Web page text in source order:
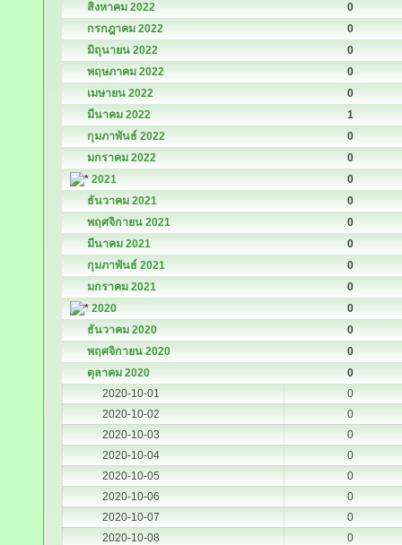
สิงหาคม 2022
0
กรกฎาคม 2022
0
มิถุนายน 2022
0
พฤษภาคม 2022
0
เมษายน 2022
0
มีนาคม 2022
1
กุมภาพันธ์ 2022
0
มกราคม 2022
0
2021
0
ธันวาคม 2021
0
พฤศจิกายน 2021
0
มีนาคม 2021
0
กุมภาพันธ์ 2021
0
มกราคม 2021
0
2020
0
ธันวาคม 2020
0
พฤศจิกายน 2020
0
ตุลาคม 2020
0
2020-10-01
0
2020-10-02
0
2020-10-03
0
2020-10-04
0
2020-10-05
0
2020-10-06
0
2020-10-07
0
2020-10-08
0